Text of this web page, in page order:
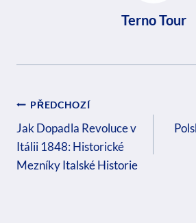
Terno Tour
Navigace
Pro
Příspěvek
PŘEDCHOZÍ
Jak Dopadla Revoluce v
Itálii 1848: Historické
Mezníky Italské Historie